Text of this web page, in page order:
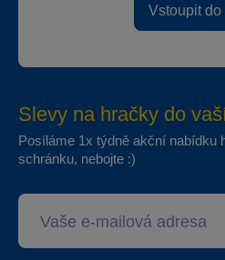
Vstoupit do
Slevy na hračky do
Posíláme 1x týdně akční nabídku
schránku, nebojte :)